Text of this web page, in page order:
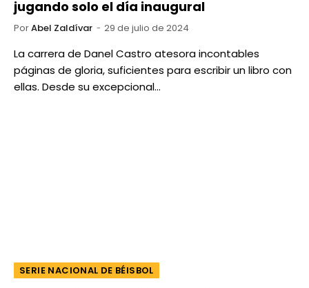
jugando solo el día inaugural
PorAbel Zaldívar 29 de julio de 2024
La carrera de Danel Castro atesora incontables
páginas de gloria, suficientes para escribir un libro con
ellas. Desde su excepcional…
SERIE NACIONAL DE BÉISBOL